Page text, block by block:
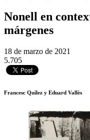
Nonell en
márgenes
18 de marzo de 2021
5.705
Francesc Quílez y Eduard Vallès